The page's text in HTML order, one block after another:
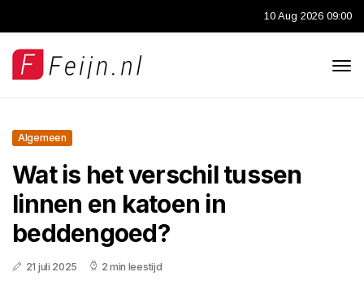
10 Aug 2026 09:00
Algemeen
Wat is het verschil tussen
linnen en katoen in
beddengoed?
21 juli 2025 2 min leestijd